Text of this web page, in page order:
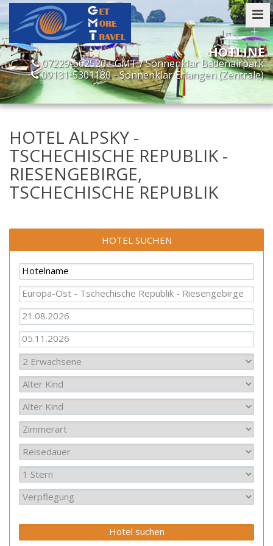
07229-662520 - GMT / Sonnenklar Badenairpark
09131-5301180 - Sonnenklar Erlangen (Zentrale)
HOTEL ALPSKY -
TSCHECHISCHE REPUBLIK -
RIESENGEBIRGE,
TSCHECHISCHE REPUBLIK
HOTEL SUCHEN